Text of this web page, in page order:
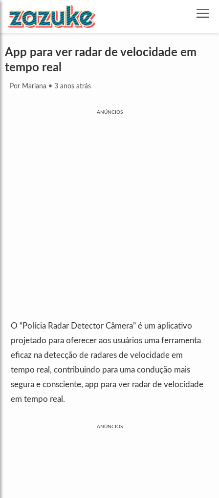
App para ver radar de velocidade em
tempo real
Por Mariana • 3 anos atrás
ANÚNCIOS
O “Polícia Radar Detector Câmera” é um aplicativo
projetado para oferecer aos usuários uma ferramenta
eficaz na detecção de radares de velocidade em
tempo real, contribuindo para uma condução mais
segura e consciente, app para ver radar de velocidade
em tempo real.
ANÚNCIOS